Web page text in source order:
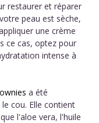
restaurer et réparer
peau est sèche,
une crème
ce cas, optez pour
intense à
a été
cou. Elle contient
l'aloe vera, l'huile